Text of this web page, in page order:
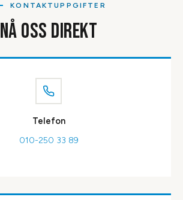
KONTAKTUPPGIFTER
NÅ OSS DIREKT
Telefon
010-250 33 89